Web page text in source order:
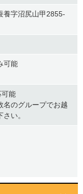
養字沼尻山甲2855-
可能
可能
のグループでお越
い。